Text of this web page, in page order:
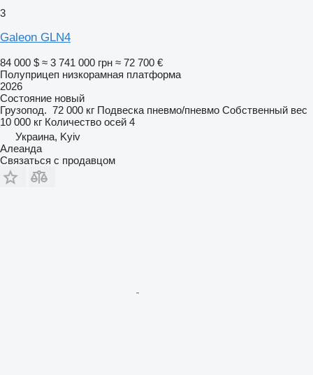
3
Galeon GLN4
84 000 $ ≈ 3 741 000 грн ≈ 72 700 €
Полуприцеп низкорамная платформа
2026
Состояние новый
Грузопод. 72 000 кг Подвеска пневмо/пневмо Собственный вес
10 000 кг Количество осей 4
Украина, Kyiv
Алеанда
Связаться с продавцом